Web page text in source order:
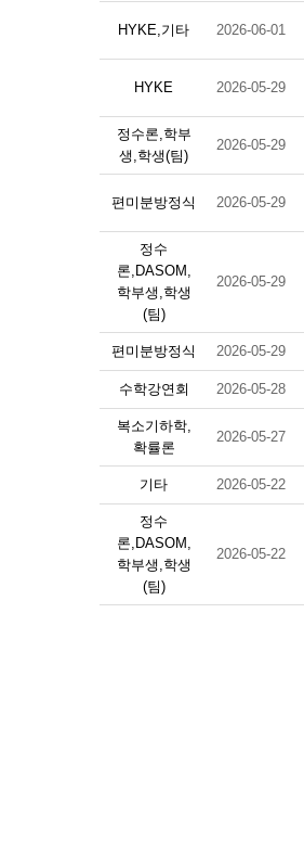
HYKE,기타 2026-06-01
HYKE 2026-05-29
정수론,학부
생,학생(팀)
2026-05-29
편미분방정식 2026-05-29
정수
론,DASOM,
학부생,학생
(팀)
2026-05-29
편미분방정식 2026-05-29
수학강연회 2026-05-28
복소기하학,
확률론
2026-05-27
기타 2026-05-22
정수
론,DASOM,
학부생,학생
(팀)
2026-05-22